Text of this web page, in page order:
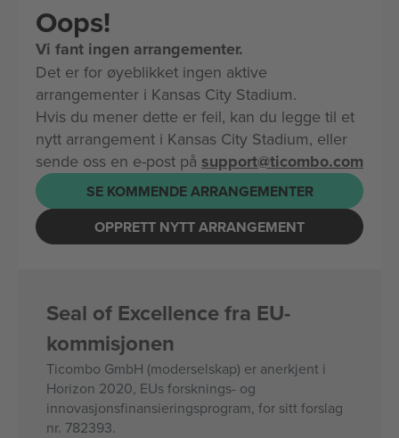
Oops!
Vi fant ingen arrangementer.
Det er for øyeblikket ingen aktive
arrangementer i Kansas City Stadium.
Hvis du mener dette er feil, kan du legge til et
nytt arrangement i Kansas City Stadium, eller
sende oss en e-post på support@ticombo.com
SE KOMMENDE ARRANGEMENTER
OPPRETT NYTT ARRANGEMENT
Seal of Excellence fra EU-
kommisjonen
Ticombo GmbH (moderselskap) er anerkjent i
Horizon 2020, EUs forsknings- og
innovasjonsfinansieringsprogram, for sitt forslag
nr. 782393.